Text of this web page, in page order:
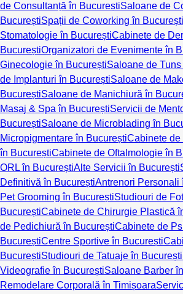
de Consultanță în BucureștiSaloane de
BucureștiSpații de Coworking în București
Stomatologie în BucureștiCabinete de
BucureștiOrganizatori de Evenimente în
Ginecologie în BucureștiSaloane de
de Implanturi în BucureștiSaloane de
BucureștiSaloane de Manichiură în
Masaj & Spa în BucureștiServicii de
BucureștiSaloane de Microblading în
Micropigmentare în BucureștiCabinete de
în BucureștiCabinete de Oftalmologie în
ORL în BucureștiAlte Servicii în București
Definitivă în BucureștiAntrenori Personali
Pet Grooming în BucureștiStudiouri de
BucureștiCabinete de Chirurgie Plastică
de Pedichiură în BucureștiCabinete de
BucureștiCentre Sportive în București
BucureștiStudiouri de Tatuaje în București
Videografie în BucureștiSaloane Barber
Remodelare Corporală în Timișoara